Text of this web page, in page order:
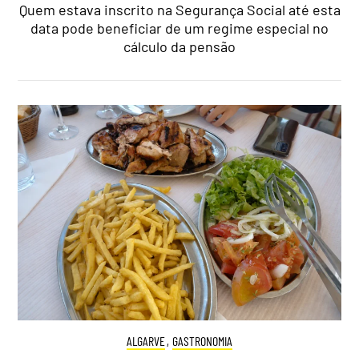
Quem estava inscrito na Segurança Social até esta
data pode beneficiar de um regime especial no
cálculo da pensão
ALGARVE, GASTRONOMIA